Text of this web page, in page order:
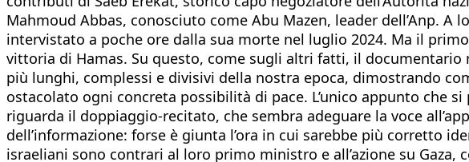
Mahmoud Abbas, conosciuto come Abu Mazen, leader dell’Anp.
intervistato a poche ore dalla sua morte nel luglio 2024. Ma il
vittoria di Hamas. Su questo, come sugli altri fatti, il
più lunghi, complessi e divisivi della nostra epoca, dimostrando
ostacolato ogni concreta possibilità di pace. L’unico appunto che
riguarda il doppiaggio-recitato, che sembra adeguare la voce
dell’informazione: forse è giunta l’ora in cui sarebbe più corretto
israeliani sono contrari al loro primo ministro e all’azione su